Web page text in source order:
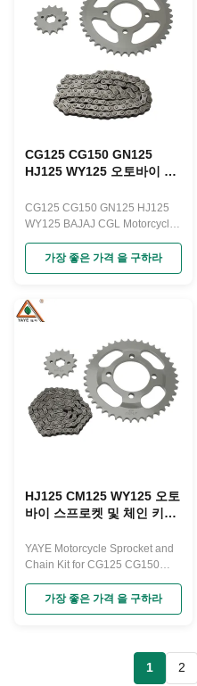
CG125 CG150 GN125
HJ125 WY125 오토바이 스
CGL
CG125 CG150 GN125 HJ125
WY125 BAJAJ CGL Motorcycle
motorbike chain motorcycle
sprocket Motorcycle Chain Drive
drive components typically
include the chain, front and rear
These components work
together to ...
가장 좋은 가격 을 구하라
HJ125 CM125 WY125 오토
바이 스프로켓 및 체인 키트
트 세트
YAYE Motorcycle Sprocket and
Chain Kit for CG125 CG150
BAJAJ CGL Repuestos Kits Sets
가장 좋은 가격 을 구하라
1 2